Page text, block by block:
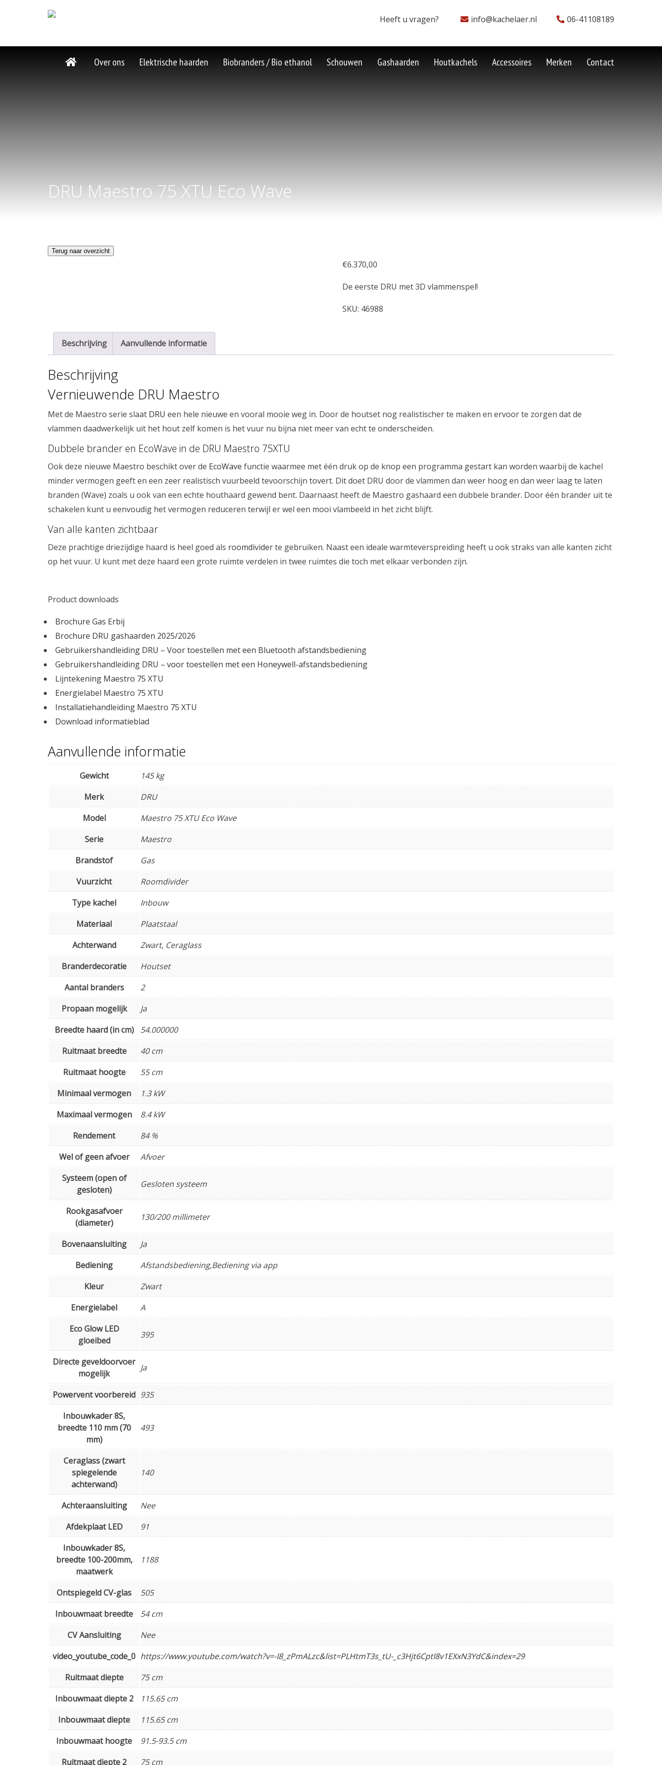
Heeft u vragen? info@kachelaer.nl 06-41108189
Over ons Elektrische haarden Biobranders / Bio ethanol Schouwen Gashaarden Houtkachels Accessoires Merken Contact
DRU Maestro 75 XTU Eco Wave
Terug naar overzicht
€6.370,00
De eerste DRU met 3D vlammenspel!
SKU: 46988
Beschrijving Aanvullende informatie
Beschrijving
Vernieuwende DRU Maestro
Met de Maestro serie slaat DRU een hele nieuwe en vooral mooie weg in. Door de houtset nog realistischer te maken en ervoor te zorgen dat de
vlammen daadwerkelijk uit het hout zelf komen is het vuur nu bijna niet meer van echt te onderscheiden.
Dubbele brander en EcoWave in de DRU Maestro 75XTU
Ook deze nieuwe Maestro beschikt over de EcoWave functie waarmee met één druk op de knop een programma gestart kan worden waarbij de kachel
minder vermogen geeft en een zeer realistisch vuurbeeld tevoorschijn tovert. Dit doet DRU door de vlammen dan weer hoog en dan weer laag te laten
branden (Wave) zoals u ook van een echte houthaard gewend bent. Daarnaast heeft de Maestro gashaard een dubbele brander. Door één brander uit te
schakelen kunt u eenvoudig het vermogen reduceren terwijl er wel een mooi vlambeeld in het zicht blijft.
Van alle kanten zichtbaar
Deze prachtige driezijdige haard is heel goed als roomdividerte gebruiken. Naast een ideale warmteverspreiding heeft u ook straks van alle kanten zicht
op het vuur. U kunt met deze haard een grote ruimte verdelen in twee ruimtes die toch met elkaar verbonden zijn.
Product downloads
Brochure Gas Erbij
Brochure DRU gashaarden 2025/2026
Gebruikershandleiding DRU – Voor toestellen met een Bluetooth afstandsbediening
Gebruikershandleiding DRU – voor toestellen met een Honeywell-afstandsbediening
Lijntekening Maestro 75 XTU
Energielabel Maestro 75 XTU
Installatiehandleiding Maestro 75 XTU
Download informatieblad
Aanvullende informatie
Gewicht
145 kg
Merk
DRU
Model
Maestro 75 XTU Eco Wave
Serie
Maestro
Brandstof
Gas
Vuurzicht
Roomdivider
Type kachel
Inbouw
Materiaal
Plaatstaal
Achterwand
Zwart, Ceraglass
Branderdecoratie
Houtset
Aantal branders
2
Propaan mogelijk
Ja
Breedte haard (in cm)
54.000000
Ruitmaat breedte
40 cm
Ruitmaat hoogte
55 cm
Minimaal vermogen
1.3 kW
Maximaal vermogen
8.4 kW
Rendement
84 %
Wel of geen afvoer
Afvoer
Systeem (open of
gesloten)
Gesloten systeem
Rookgasafvoer
(diameter)
130/200 millimeter
Bovenaansluiting
Ja
Bediening
Afstandsbediening,Bediening via app
Kleur
Zwart
Energielabel
A
Eco Glow LED
gloeibed
395
Directe geveldoorvoer
mogelijk
Ja
Powervent voorbereid 935
Inbouwkader 8S,
breedte 110 mm (70
mm)
493
Ceraglass (zwart
spiegelende
achterwand)
140
Achteraansluiting
Nee
Afdekplaat LED
91
Inbouwkader 8S,
breedte 100-200mm,
maatwerk
1188
Ontspiegeld CV-glas
505
Inbouwmaat breedte
54 cm
CV Aansluiting
Nee
video_youtube_code_0 https://www.youtube.com/watch?v=-I8_zPmALzc&list=PLHtmT3s_tU-_c3Hjt6Cptl8v1EXxN3YdC&index=29
Ruitmaat diepte
75 cm
Inbouwmaat diepte 2
115.65 cm
Inbouwmaat diepte
115.65 cm
Inbouwmaat hoogte
91.5-93.5 cm
Ruitmaat diepte 2
75 cm